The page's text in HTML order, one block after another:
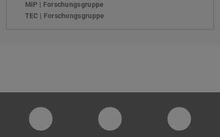
MiP | Forschungsgruppe
TEC | Forschungsgruppe
PTW YouTube KanalPTW LinkedIn